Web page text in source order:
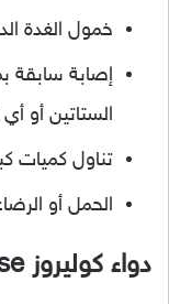
خمول الغدة
إصابة سابقة
الستاتين أو
تناول كميات
الحمل أو
دواء كوليروز Cholerose و الحمل